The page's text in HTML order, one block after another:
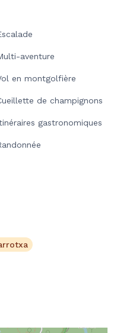
aventure
en montgolfière
de champignons
gastronomiques